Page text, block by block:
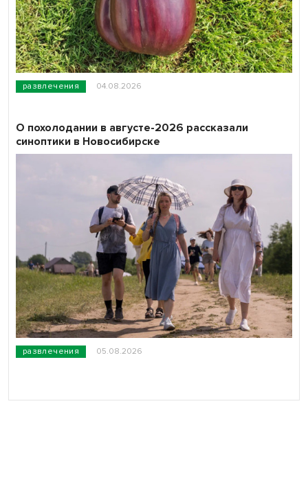
развлечения 04.08.2026
развлечения 05.08.2026
О похолодании в августе-2026 рассказали
синоптики в Новосибирске